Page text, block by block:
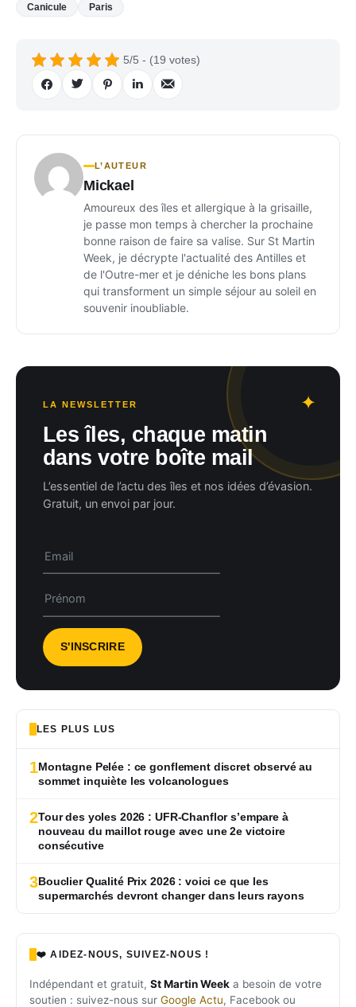
Canicule Paris
5/5 - (19 votes)
L’AUTEUR
Mickael
Amoureux des îles et allergique à la grisaille,
je passe mon temps à chercher la prochaine
bonne raison de faire sa valise. Sur St Martin
Week, je décrypte l'actualité des Antilles et
de l'Outre-mer et je déniche les bons plans
qui transforment un simple séjour au soleil en
souvenir inoubliable.
LA NEWSLETTER
Les îles, chaque matin
dans votre boîte mail
L’essentiel de l’actu des îles et nos idées d’évasion.
Gratuit, un envoi par jour.
LES PLUS LUS
1Montagne Pelée : ce gonflement discret observé au
sommet inquiète les volcanologues
2Tour des yoles 2026 : UFR-Chanflor s’empare à
nouveau du maillot rouge avec une 2e victoire
consécutive
3Bouclier Qualité Prix 2026 : voici ce que les
supermarchés devront changer dans leurs rayons
❤️ AIDEZ-NOUS, SUIVEZ-NOUS !
Indépendant et gratuit, St Martin Week a besoin de votre
soutien : suivez-nous sur Google Actu, Facebook ou